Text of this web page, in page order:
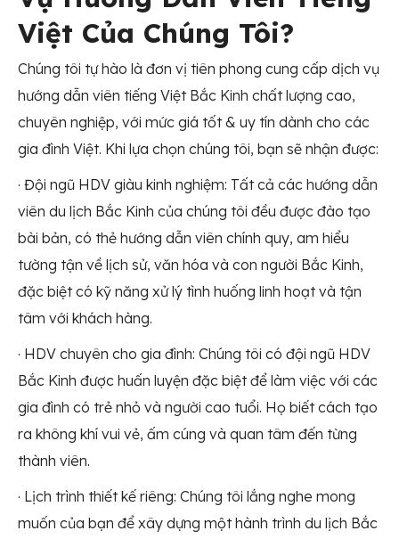
Việt Của Chúng Tôi?
Chúng tôi tự hào là đơn vị tiên phong cung cấp dịch vụ
hướng dẫn viên tiếng Việt Bắc Kinh chất lượng cao,
chuyên nghiệp, với mức giá tốt & uy tín dành cho các
gia đình Việt. Khi lựa chọn chúng tôi, bạn sẽ nhận được:
· Đội ngũ HDV giàu kinh nghiệm: Tất cả các hướng dẫn
viên du lịch Bắc Kinh của chúng tôi đều được đào tạo
bài bản, có thẻ hướng dẫn viên chính quy, am hiểu
tường tận về lịch sử, văn hóa và con người Bắc Kinh,
đặc biệt có kỹ năng xử lý tình huống linh hoạt và tận
tâm với khách hàng.
· HDV chuyên cho gia đình: Chúng tôi có đội ngũ HDV
Bắc Kinh được huấn luyện đặc biệt để làm việc với các
gia đình có trẻ nhỏ và người cao tuổi. Họ biết cách tạo
ra không khí vui vẻ, ấm cúng và quan tâm đến từng
thành viên.
· Lịch trình thiết kế riêng: Chúng tôi lắng nghe mong
muốn của bạn để xây dựng một hành trình du lịch Bắc